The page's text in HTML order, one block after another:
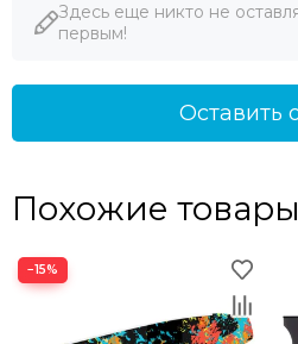
Здесь еще никто не
первым!
Оставить
Похожие товары
−15%